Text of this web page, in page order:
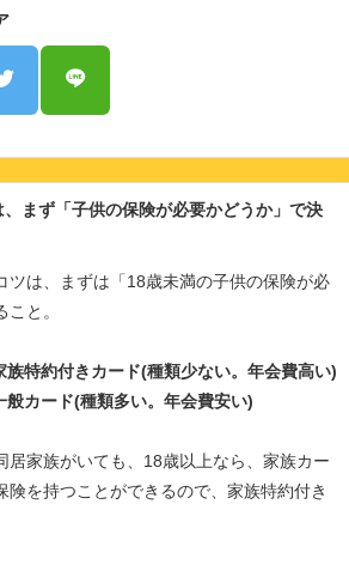
まず「子供の保険が必要かどうか」で決
ツは、まずは「18歳未満の子供の保険が必
と。
特約付きカード(種類少ない。年会費高い)
カード(種類多い。年会費安い)
居家族がいても、18歳以上なら、家族カー
険を持つことができるので、家族特約付き